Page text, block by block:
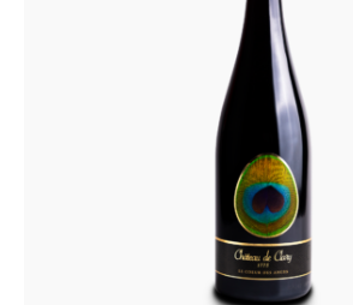
Château de Clary – Lirac